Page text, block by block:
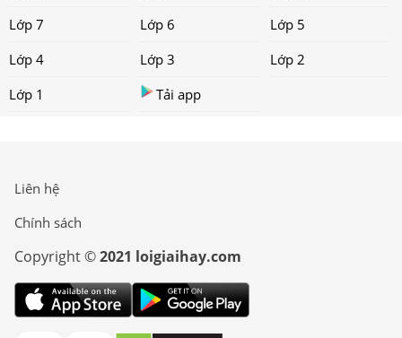
Lớp 7
Lớp 6
Lớp 5
Lớp 4
Lớp 3
Lớp 2
Lớp 1
Tải app
Liên hệ
Chính sách
Copyright ©2021 loigiaihay.com